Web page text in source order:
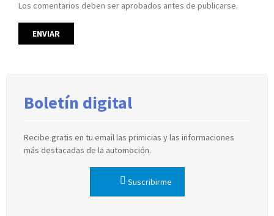
Los comentarios deben ser aprobados antes de publicarse.
Boletín digital
Recibe gratis en tu email las primicias y las informaciones
más destacadas de la automoción.
Suscribirme